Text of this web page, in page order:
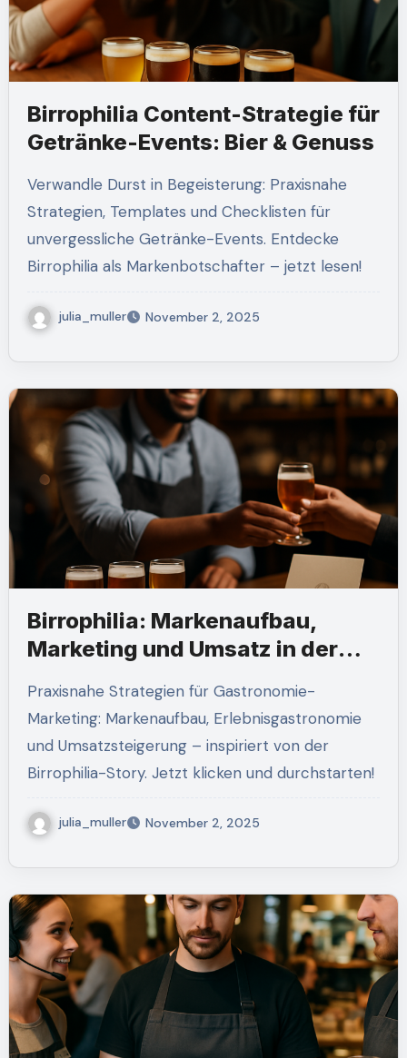
Birrophilia Content-Strategie für
Getränke-Events: Bier & Genuss
Verwandle Durst in Begeisterung: Praxisnahe
Strategien, Templates und Checklisten für
unvergessliche Getränke-Events. Entdecke
Birrophilia als Markenbotschafter – jetzt lesen!
julia_muller November 2, 2025
Birrophilia: Markenaufbau,
Marketing und Umsatz in der
Praxisnahe Strategien für Gastronomie-
Marketing: Markenaufbau, Erlebnisgastronomie
und Umsatzsteigerung – inspiriert von der
Birrophilia-Story. Jetzt klicken und durchstarten!
julia_muller November 2, 2025